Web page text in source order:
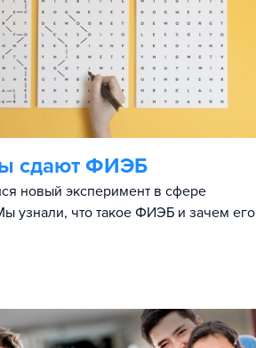
сдают ФИЭБ
новый эксперимент в сфере
узнали, что такое ФИЭБ и зачем его